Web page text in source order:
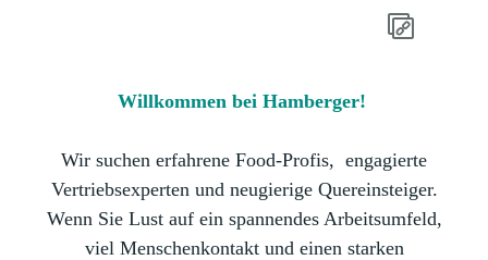
Willkommen bei Hamberger!
Wir suchen erfahrene Food-Profis, engagierte
Vertriebsexperten und neugierige Quereinsteiger.
Wenn Sie Lust auf ein spannendes Arbeitsumfeld,
viel Menschenkontakt und einen starken